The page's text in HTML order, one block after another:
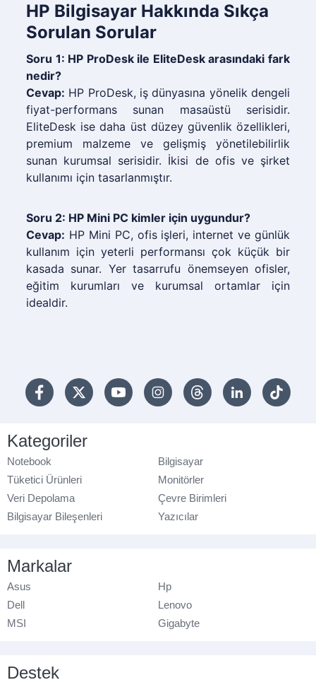
HP Bilgisayar Hakkında Sıkça
Sorulan Sorular
Soru 1: HP ProDesk ile EliteDesk arasındaki fark
nedir?
Cevap: HP ProDesk, iş dünyasına yönelik dengeli
fiyat-performans sunan masaüstü serisidir.
EliteDesk ise daha üst düzey güvenlik özellikleri,
premium malzeme ve gelişmiş yönetilebilirlik
sunan kurumsal serisidir. İkisi de ofis ve şirket
kullanımı için tasarlanmıştır.
Soru 2: HP Mini PC kimler için uygundur?
Cevap: HP Mini PC, ofis işleri, internet ve günlük
kullanım için yeterli performansı çok küçük bir
kasada sunar. Yer tasarrufu önemseyen ofisler,
eğitim kurumları ve kurumsal ortamlar için
idealdir.
Kategoriler
Notebook
Bilgisayar
Tüketici Ürünleri
Monitörler
Veri Depolama
Çevre Birimleri
Bilgisayar Bileşenleri
Yazıcılar
Markalar
Asus
Hp
Dell
Lenovo
MSI
Gigabyte
Destek